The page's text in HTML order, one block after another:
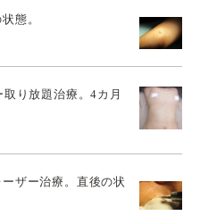
態。
り放題治療。4カ月
ザー治療。直後の状